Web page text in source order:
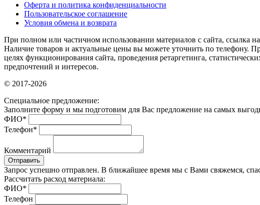
Оферта и политика конфиденциальности
Пользовательское соглашение
Условия обмена и возврата
При полном или частичном использовании материалов с сайта, ссылка
Наличие товаров и актуальные цены вы можете уточнить по телефону.
целях функционирования сайта, проведения ретаргетинга,
предпочтений и интересов.
© 2017-2026
Специальное предложение:
Заполните форму и мы подготовим для Вас предложение на самых
ФИО*
Телефон*
Комментарий
Отправить
Запрос успешно отправлен. В ближайшее время мы с Вами свяжемся,
Рассчитать расход материала:
ФИО*
Телефон